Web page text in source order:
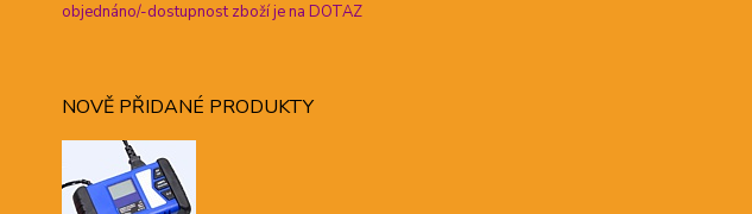
objednáno/-dostupnost zboží je na DOTAZ
NOVĚ PŘIDANÉ PRODUKTY